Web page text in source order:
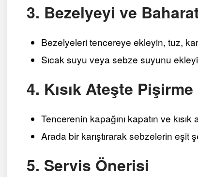
3. Bezelyeyi ve
Bezelyeleri tencereye ekleyin, tuz,
Sıcak suyu veya sebze suyunu
4. Kısık Ateşte Pişirme
Tencerenin kapağını kapatın ve kısık
Arada bir karıştırarak sebzelerin eşit
5. Servis Önerisi